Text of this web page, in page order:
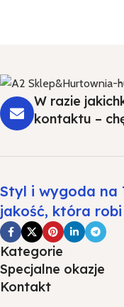
W razie
kontaktu –
Styl i wygoda na
jakość, która
Kategorie
Specjalne okazje
Kontakt